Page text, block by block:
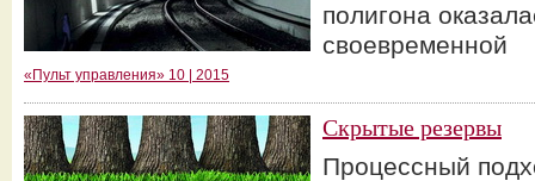
полигона
своевременной
«Пульт управления» 10 | 2015
Скрытые резервы
Процессный